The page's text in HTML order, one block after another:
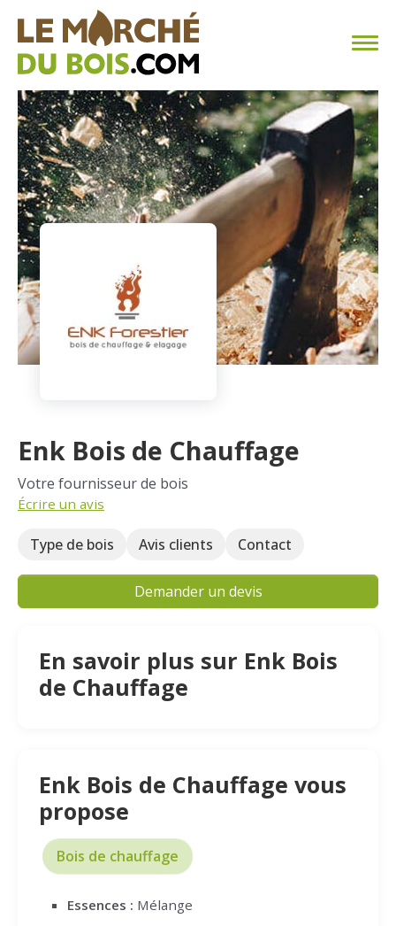
CHAUFFAGE AU BOIS
FAQ
CALCULER SA CONSOMMATION
TROUVER SON FOURNISSEUR
BLOG
ESPACE PRO
Enk Bois de Chauffage
Votre fournisseur de bois
Écrire un avis
Type de bois Avis clients Contact
Demander un devis
En savoir plus sur Enk Bois
de Chauffage
Enk Bois de Chauffage vous
propose
Bois de chauffage
Essences : Mélange